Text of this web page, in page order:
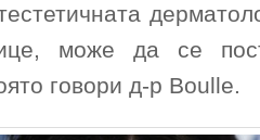
може да се
говори д-р Boulle.